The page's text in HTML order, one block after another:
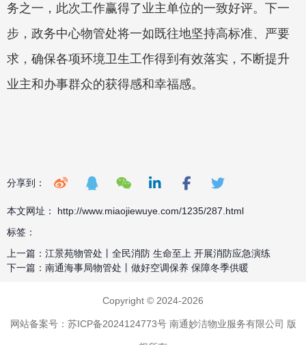
务之一，此次工作赢得了业主单位的一致好评。下一
步，政务中心物管处将一如既往地坚持高标准、严要
求，确保各项环境卫生工作得到有效落实，不断提升
业主和办事群众的获得感和幸福感。
分享到：
本文网址： http://www.miaojiewuye.com/1235/287.html
标签：
上一篇： 江景苑物管处丨全民消防 生命至上 开展消防应急演练
下一篇： 南通海事局物管处丨做好空调保养 保障冬季供暖
Copyright © 2024-2026
网站备案号：苏ICP备2024124773号南通妙洁物业服务有限公司 版